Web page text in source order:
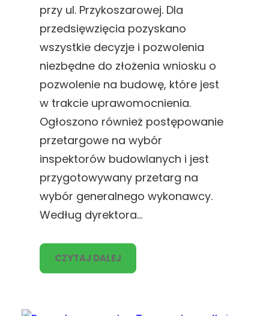
przy ul. Przykoszarowej. Dla
przedsięwzięcia pozyskano
wszystkie decyzje i pozwolenia
niezbędne do złożenia wniosku o
pozwolenie na budowę, które jest
w trakcie uprawomocnienia.
Ogłoszono również postępowanie
przetargowe na wybór
inspektorów budowlanych i jest
przygotowywany przetarg na
wybór generalnego wykonawcy.
Według dyrektora…
CZYTAJ DALEJ